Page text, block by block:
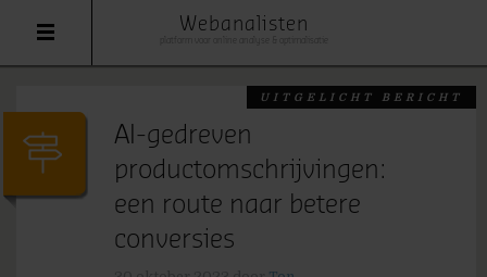
Webanalisten
UITGELICHT BERICHT
AI-gedreven
productomschrijvingen:
een route naar betere
conversies